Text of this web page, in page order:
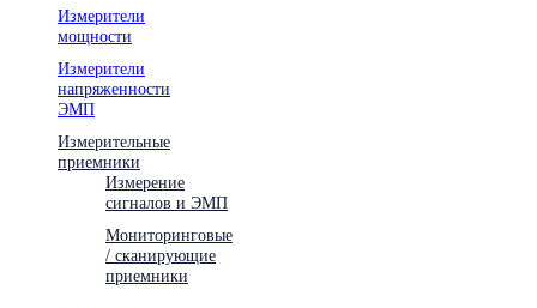
Измерители
мощности
Измерители
напряженности
ЭМП
Измерительные
приемники
Измерение
сигналов и ЭМП
Мониторинговые
/ сканирующие
приемники